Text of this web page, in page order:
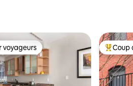
voyageurs Coups
Coup